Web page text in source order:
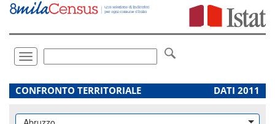
Vai
direttamente
Toggle
navigation
.
CONFRONTO TERRITORIALE DATI 2011